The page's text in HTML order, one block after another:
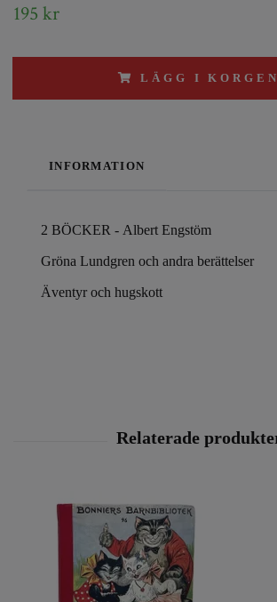
195 kr
LÄGG I KORGEN
INFORMATION
2 BÖCKER - Albert Engstöm
Gröna Lundgren och andra berättelser
Äventyr och hugskott